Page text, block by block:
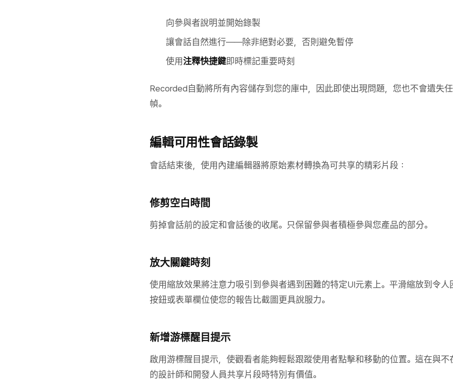
向參與者說明並開始錄製
讓會話自然進行——除非絕對必要，否則避免暫停
使用注釋快捷鍵即時標記重要時刻
Recorded自動將所有內容儲存到您的庫中，因此即使出現問題，您也不會遺失
幀。
編輯可用性會話錄製
會話結束後，使用內建編輯器將原始素材轉換為可共享的精彩片段：
修剪空白時間
剪掉會話前的設定和會話後的收尾。只保留參與者積極參與您產品的部分。
放大關鍵時刻
使用縮放效果將注意力吸引到參與者遇到困難的特定UI元素上。平滑縮放到令人
按鈕或表單欄位使您的報告比截圖更具說服力。
新增游標醒目提示
啟用游標醒目提示，使觀看者能夠輕鬆跟蹤使用者點擊和移動的位置。這在與不
的設計師和開發人員共享片段時特別有價值。